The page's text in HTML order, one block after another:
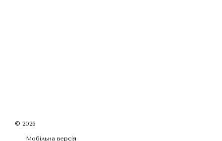
© 2026
Мобільна версія